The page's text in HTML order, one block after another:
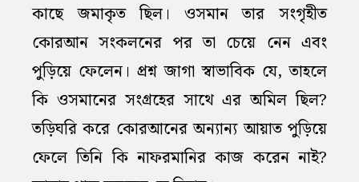
কাছে জমাকৃত ছিল। ওসমান তার সংগৃহীত
কোরআন সংকলনের পর তা চেয়ে নেন এবং
পুড়িয়ে ফেলেন। প্রশ্ন জাগা স্বাভাবিক যে, তাহলে
কি ওসমানের সংগ্রহের সাথে এর অমিল ছিল?
তড়িঘরি করে কোরআনের অন্যান্য আয়াত পুড়িয়ে
ফেলে তিনি কি নাফরমানির কাজ করেন নাই?